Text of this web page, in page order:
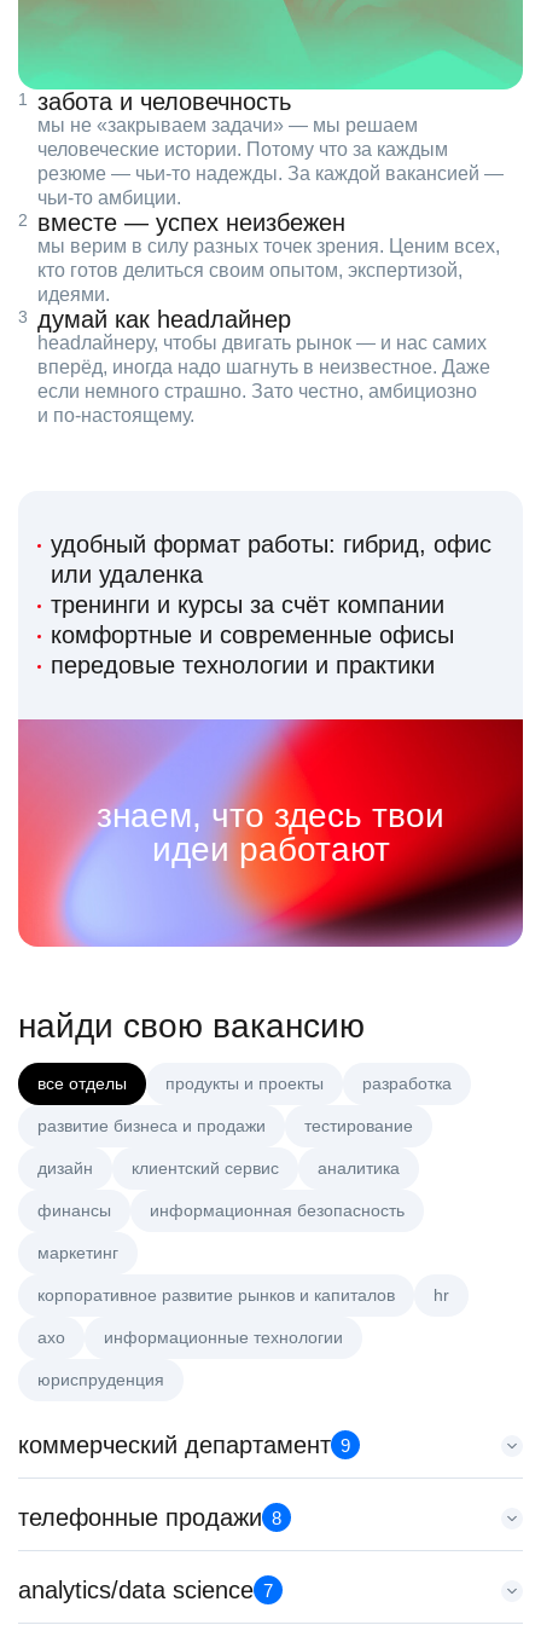
забота и человечность
мы не «закрываем задачи» — мы решаем
человеческие истории. Потому что за каждым
резюме — чьи‑то надежды. За каждой вакансией —
чьи‑то амбиции.
вместе — успех неизбежен
мы верим в силу разных точек зрения. Ценим всех,
кто готов делиться своим опытом, экспертизой,
идеями.
думай как headлайнер
headлайнеру, чтобы двигать рынок — и нас самих
вперёд, иногда надо шагнуть в неизвестное. Даже
если немного страшно. Зато честно, амбициозно
и по‑настоящему.
удобный формат работы: гибрид, офис
или удаленка
тренинги и курсы за счёт компании
комфортные и современные офисы
передовые технологии и практики
знаем, что здесь твои
идеи работают
найди свою вакансию
все отделы продукты и проекты разработка
развитие бизнеса и продажи тестирование
дизайн клиентский сервис аналитика
финансы информационная безопасность
маркетинг
корпоративное развитие рынков и капиталов hr
axo информационные технологии
юриспруденция
коммерческий департамент 9
Менеджер по работе с ключевыми клиентами (КАМ)
HeadHunter::Коммерческий департамент
з/п не указана
телефонные продажи 8
Менеджер по продажам B2B (сегмент SMB)
HeadHunter::Телефонные продажи
analytics/data science 7